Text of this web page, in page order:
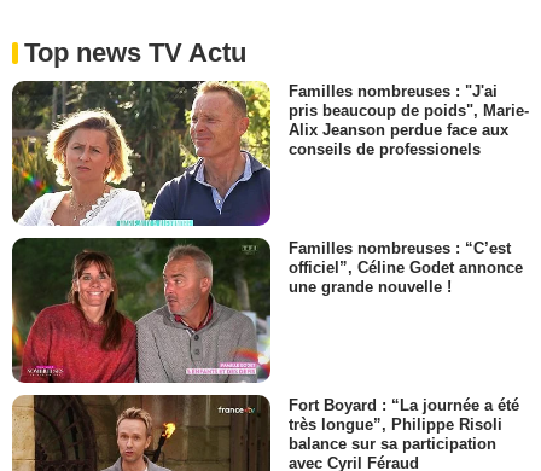
Top news TV Actu
Familles nombreuses : "J'ai
pris beaucoup de poids", Marie-
Alix Jeanson perdue face aux
conseils de professionels
Familles nombreuses : “C’est
officiel”, Céline Godet annonce
une grande nouvelle !
Fort Boyard : “La journée a été
très longue”, Philippe Risoli
balance sur sa participation
avec Cyril Féraud